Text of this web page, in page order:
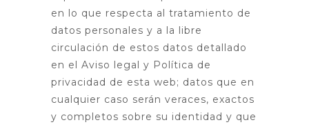
en lo que respecta al tratamiento de
datos personales y a la libre
circulación de estos datos detallado
en el Aviso legal y Política de
privacidad de esta web; datos que en
cualquier caso serán veraces, exactos
y completos sobre su identidad y que